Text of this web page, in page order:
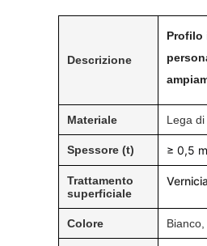
Descrizione
Profilo
Materiale Lega
Spessore (t) ≥ 0,5
Trattamento
superficiale
Colore